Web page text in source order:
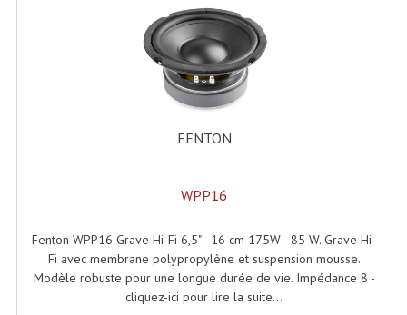
Accessoires Pieds Cellules Diamants
Accessoires Enceintes
Accessoires Micro, Pieds De Régie
Pieds D'enceintes
Selecteurs Audio Vidéo
Amplificateurs
Amplificateurs Multi-Canaux
FENTON
WPP16
Fenton WPP16 Grave Hi-Fi 6,5" - 16 cm 175W - 85 W. Grave Hi-
Fi avec membrane polypropylène et suspension mousse.
Modèle robuste pour une longue durée de vie. Impédance 8 -
cliquez-ici pour lire la suite...